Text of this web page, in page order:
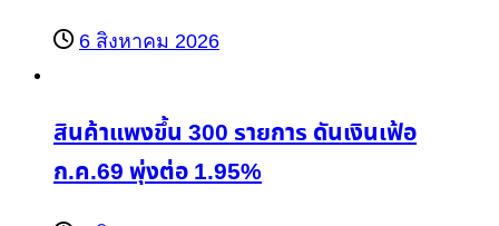
6 สิงหาคม 2026
สินค้าแพงขึ้น 300 รายการ ดันเงินเฟ้อ
ก.ค.69 พุ่งต่อ 1.95%